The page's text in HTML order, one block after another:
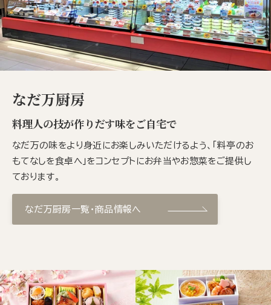
なだ万厨房
料理人の技が作りだす味をご自宅で
なだ万の味をより身近にお楽しみいただけるよう、「料亭のお
もてなしを食卓へ」をコンセプトにお弁当やお惣菜をご提供し
ております。
なだ万厨房一覧・商品情報へ